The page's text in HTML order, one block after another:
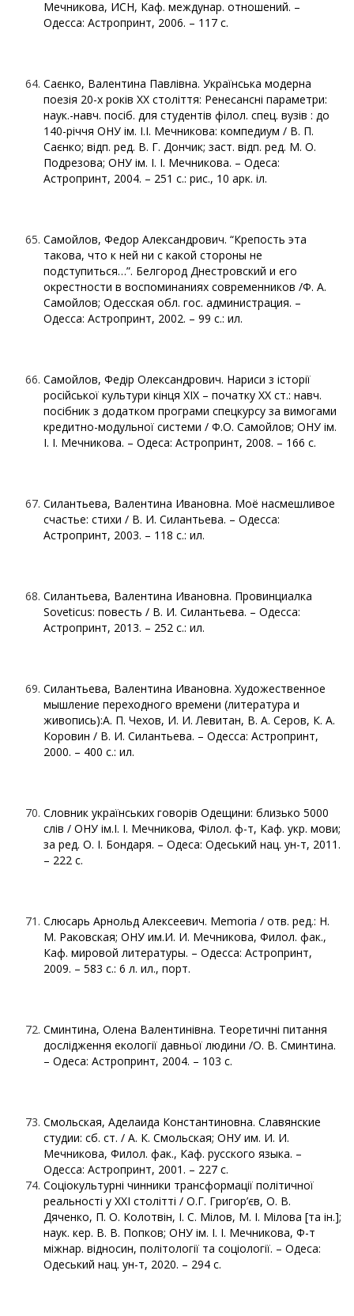
Мечникова, ИСН, Каф. междунар. отношений. –
Одесса: Астропринт, 2006. – 117 с.
Саєнко, Валентина Павлівна. Українська модерна
поезія 20-х років ХХ століття: Ренесансні параметри:
наук.-навч. посіб. для студентів філол. спец. вузів : до
140-річчя ОНУ ім. І.І. Мечникова: компедиум / В. П.
Саєнко; відп. ред. В. Г. Дончик; заст. відп. ред. М. О.
Подрезова; ОНУ ім. І. І. Мечникова. – Одеса:
Астропринт, 2004. – 251 с.: рис., 10 арк. іл.
Самойлов, Федор Александрович. “Крепость эта
такова, что к ней ни с какой стороны не
подступиться…”. Белгород Днестровский и его
окрестности в воспоминаниях современников /Ф. А.
Самойлов; Одесская обл. гос. администрация. –
Одесса: Астропринт, 2002. – 99 с.: ил.
Самойлов, Федір Олександрович. Нариси з історії
російської культури кінця ХІХ – початку ХХ ст.: навч.
посібник з додатком програми спецкурсу за вимогами
кредитно-модульної системи / Ф.О. Самойлов; ОНУ ім.
І. І. Мечникова. – Одеса: Астропринт, 2008. – 166 с.
Силантьева, Валентина Ивановна. Моё насмешливое
счастье: стихи / В. И. Силантьева. – Одесса:
Астропринт, 2003. – 118 с.: ил.
Силантьева, Валентина Ивановна. Провинциалка
Soveticus: повесть / В. И. Силантьева. – Одесса:
Астропринт, 2013. – 252 с.: ил.
Силантьева, Валентина Ивановна. Художественное
мышление переходного времени (литература и
живопись):А. П. Чехов, И. И. Левитан, В. А. Серов, К. А.
Коровин / В. И. Силантьева. – Одесса: Астропринт,
2000. – 400 с.: ил.
Словник українських говорів Одещини: близько 5000
слів / ОНУ ім.І. І. Мечникова, Філол. ф-т, Каф. укр. мови;
за ред. О. І. Бондаря. – Одеса: Одеський нац. ун-т, 2011.
– 222 с.
Слюсарь Арнольд Алексеевич. Memoria / отв. ред.: Н.
М. Раковская; ОНУ им.И. И. Мечникова, Филол. фак.,
Каф. мировой литературы. – Одесса: Астропринт,
2009. – 583 с.: 6 л. ил., порт.
Сминтина, Олена Валентинівна. Теоретичні питання
дослідження екології давньої людини /О. В. Сминтина.
– Одеса: Астропринт, 2004. – 103 с.
Смольская, Аделаида Константиновна. Славянские
студии: сб. ст. / А. К. Смольская; ОНУ им. И. И.
Мечникова, Филол. фак., Каф. русского языка. –
Одесса: Астропринт, 2001. – 227 с.
Соціокультурні чинники трансформації політичної
реальності у XXI столітті / О.Г. Григор’єв, О. В.
Дяченко, П. О. Колотвін, І. С. Мілов, М. І. Мілова [та ін.];
наук. кер. В. В. Попков; ОНУ ім. І. І. Мечникова, Ф-т
міжнар. відносин, політології та соціології. – Одеса:
Одеський нац. ун-т, 2020. – 294 с.